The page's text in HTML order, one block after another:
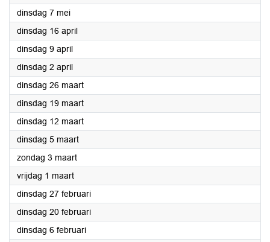
dinsdag 7 mei2024
dinsdag 16 april2024
dinsdag 9 april2024
dinsdag 2 april2024
dinsdag 26 maart2024
dinsdag 19 maart2024
dinsdag 12 maart2024
dinsdag 5 maart2024
zondag 3 maart2024
vrijdag 1 maart2024
dinsdag 27 februari2024
dinsdag 20 februari2024
dinsdag 6 februari2024